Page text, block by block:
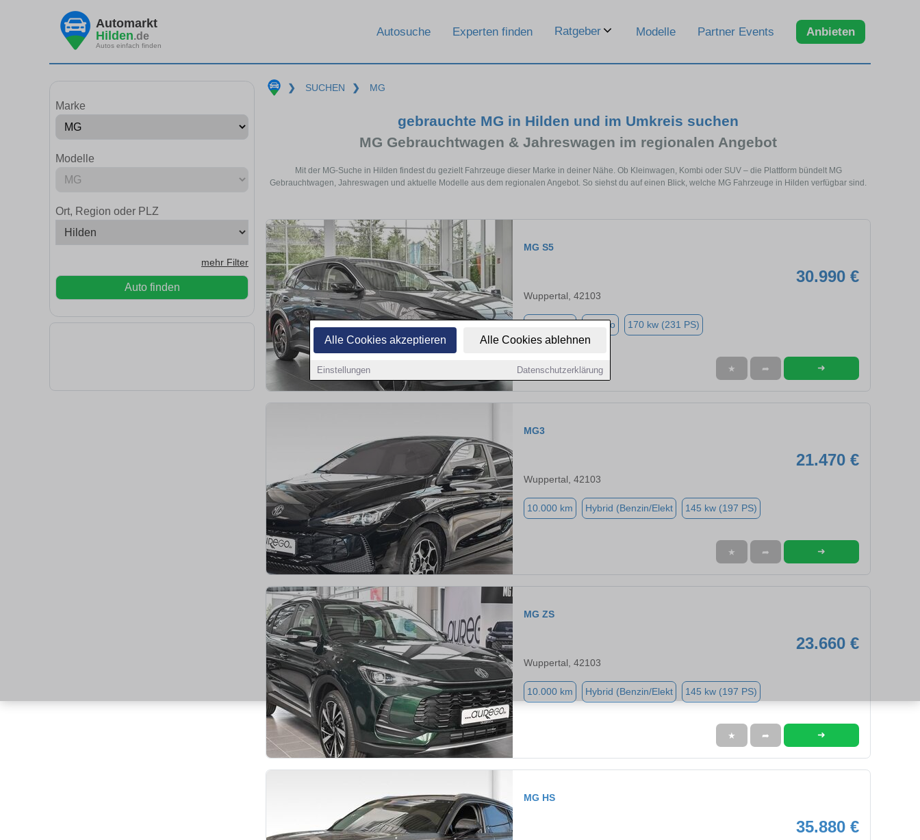
Alle Cookies akzeptieren Alle Cookies ablehnen
Einstellungen Datenschutzerklärung
Automarkt
Hilden.de
Autos einfach finden
Autosuche Experten finden Ratgeber Modelle Partner Events Anbieten
Marke
Modelle
Ort, Region oder PLZ
mehr Filter
Auto finden
❯ SUCHEN ❯ MG
gebrauchte MG in Hilden und im Umkreis suchen
MG Gebrauchtwagen & Jahreswagen im regionalen Angebot
Mit der MG-Suche in Hilden findest du gezielt Fahrzeuge dieser Marke in deiner Nähe. Ob Kleinwagen, Kombi oder SUV – die Plattform bündelt MG
Gebrauchtwagen, Jahreswagen und aktuelle Modelle aus dem regionalen Angebot. So siehst du auf einen Blick, welche MG Fahrzeuge in Hilden verfügbar sind.
MG S5
30.990 €
Wuppertal, 42103
Elektro 170 kw (231 PS)
★ ➦ ➜
MG3
21.470 €
Wuppertal, 42103
10.000 km Hybrid (Benzin/Elekt 145 kw (197 PS)
★ ➦ ➜
MG ZS
23.660 €
Wuppertal, 42103
10.000 km Hybrid (Benzin/Elekt 145 kw (197 PS)
★ ➦ ➜
MG HS
35.880 €